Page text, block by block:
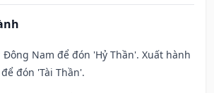
Nam để đón 'Hỷ Thần'. Xuất hành
đón 'Tài Thần'.